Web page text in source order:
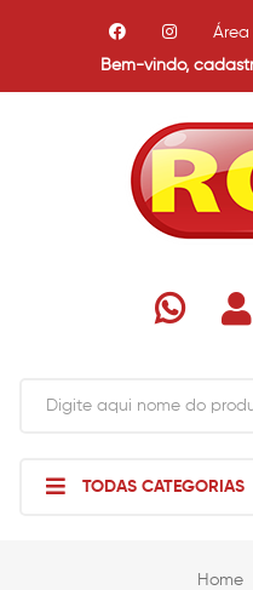
Bem-vindo,
TODAS CATEGORIAS
Home